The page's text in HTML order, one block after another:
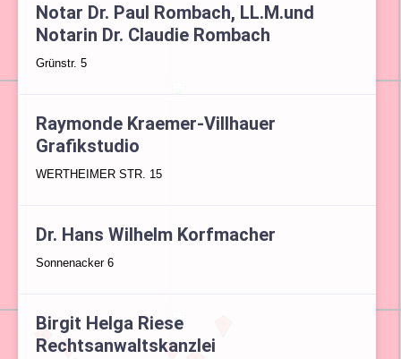
Notar Dr. Paul Rombach, LL.M.und
Notarin Dr. Claudie Rombach
Grünstr. 5
Raymonde Kraemer-Villhauer
Grafikstudio
WERTHEIMER STR. 15
Dr. Hans Wilhelm Korfmacher
Sonnenacker 6
Birgit Helga Riese
Rechtsanwaltskanzlei